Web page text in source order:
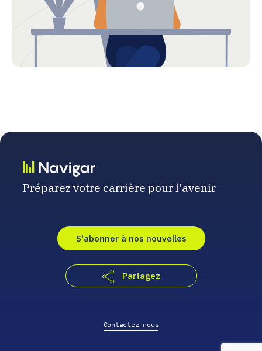
Préparez votre carrière pour l'avenir
S'abonner à nos nouvelles
Partagez
Contactez-nous